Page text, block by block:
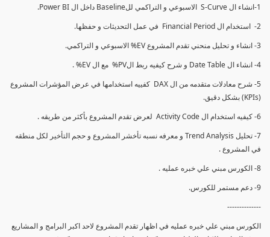
1-انشاء ال S-Curve الاسبوعي و التراكمي للBaseline داخل ال Power BI.
2- استخدام ال Financial Period في عمل التحديثات و حفظها.
3- انشاء و تحليل منحني تقدم المشروع EV% الاسبوعي و التراكمي.
4- انشاء ال Date Table و شرح كيفيه ربط الPV% مع ال EV% .
5- شرح معادلات متقدمه من ال DAX كفييه استخدامها في عرض المؤشرات المشروع
(KPIs) بشكل دقيق.
6- كيفيه استخدام ال Activity Code لعرض تقدم المشروع بأكثر من طريقه .
7- تحليل Trend Analysis و معرفه نسبه تأخشر المشروع و حجم التأخير لكل منطقه
في المشروع .
8- الكورس مبني علي خبره عمليه .
9- دعم مستمر للكورس.
--------------
الكورس مبني علي خبره عمليه في اظهار تقدم المشروع لاحد اكبر البرامج و المشاريع